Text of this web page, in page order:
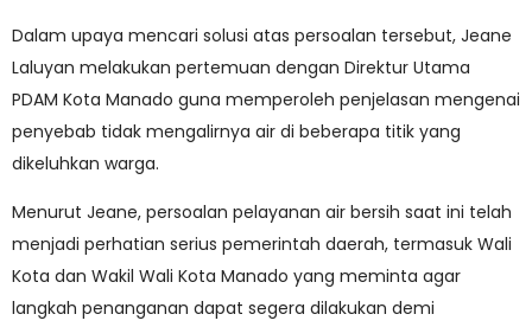
Dalam upaya mencari solusi atas persoalan tersebut, Jeane
Laluyan melakukan pertemuan dengan Direktur Utama
PDAM Kota Manado guna memperoleh penjelasan mengenai
penyebab tidak mengalirnya air di beberapa titik yang
dikeluhkan warga.
Menurut Jeane, persoalan pelayanan air bersih saat ini telah
menjadi perhatian serius pemerintah daerah, termasuk Wali
Kota dan Wakil Wali Kota Manado yang meminta agar
langkah penanganan dapat segera dilakukan demi